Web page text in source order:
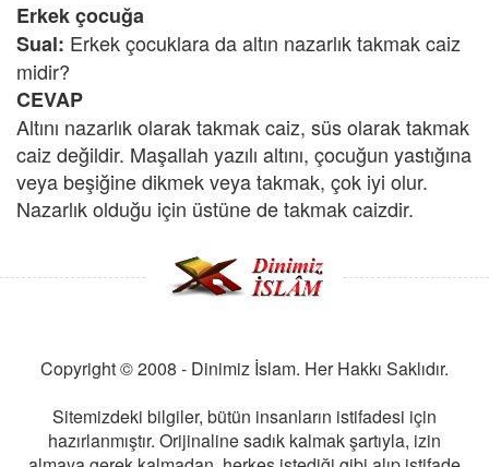
Erkek çocuğa
Sual: Erkek çocuklara da altın nazarlık takmak caiz
midir?
CEVAP
Altını nazarlık olarak takmak caiz, süs olarak takmak
caiz değildir. Maşallah yazılı altını, çocuğun yastığına
veya beşiğine dikmek veya takmak, çok iyi olur.
Nazarlık olduğu için üstüne de takmak caizdir.
Copyright © 2008 - Dinimiz İslam. Her Hakkı Saklıdır.
Sitemizdeki bilgiler, bütün insanların istifadesi için
hazırlanmıştır. Orijinaline sadık kalmak şartıyla, izin